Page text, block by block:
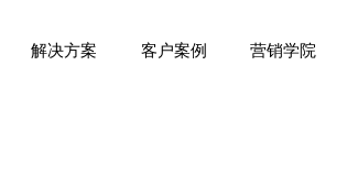
解决方案 客户案例 营销学院